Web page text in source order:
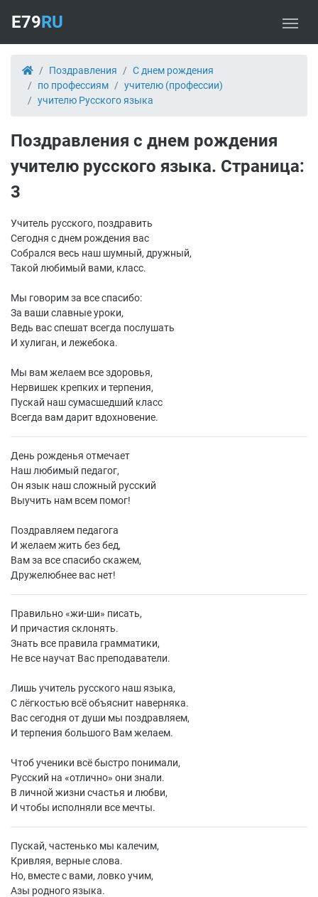
E79RU
Поздравления
С днем рождения
по профессиям
учителю (профессии)
учителю Русского языка
Поздравления с днем рождения
учителю русского языка. Страница:
3
Учитель русского, поздравить
Сегодня с днем рождения вас
Собрался весь наш шумный, дружный,
Такой любимый вами, класс.
Мы говорим за все спасибо:
За ваши славные уроки,
Ведь вас спешат всегда послушать
И хулиган, и лежебока.
Мы вам желаем все здоровья,
Нервишек крепких и терпения,
Пускай наш сумасшедший класс
Всегда вам дарит вдохновение.
День рожденья отмечает
Наш любимый педагог,
Он язык наш сложный русский
Выучить нам всем помог!
Поздравляем педагога
И желаем жить без бед,
Вам за все спасибо скажем,
Дружелюбнее вас нет!
Правильно «жи-ши» писать,
И причастия склонять.
Знать все правила грамматики,
Не все научат Вас преподаватели.
Лишь учитель русского наш языка,
С лёгкостью всё объяснит наверняка.
Вас сегодня от души мы поздравляем,
И терпения большого Вам желаем.
Чтоб ученики всё быстро понимали,
Русский на «отлично» они знали.
В личной жизни счастья и любви,
И чтобы исполняли все мечты.
Пускай, частенько мы калечим,
Кривляя, верные слова.
Но, вместе с вами, ловко учим,
Азы родного языка.